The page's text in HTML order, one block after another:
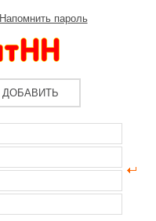
Напомнить пароль
ДОБАВИТЬ